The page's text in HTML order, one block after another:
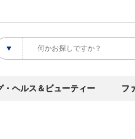
・ヘルス＆ビューティー フ